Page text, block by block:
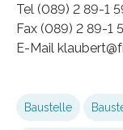
Tel (089) 2 89-1
Fax (089) 2 89-1
E-Mail
Baustelle